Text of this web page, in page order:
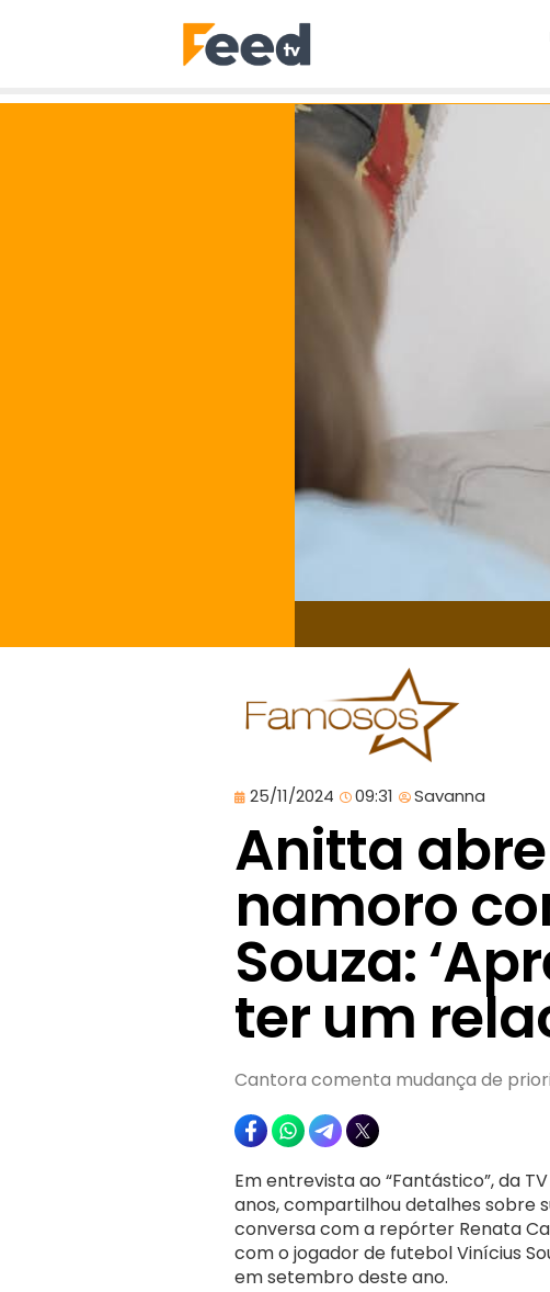
25/11/2024 09:31 Savanna
Anitta
namoro
Souza:
ter um
Cantora comenta mudança de
Em entrevista ao “Fantástico”, da
anos, compartilhou detalhes sobre
conversa com a repórter Renata
com o jogador de futebol Vinícius
em setembro deste ano.